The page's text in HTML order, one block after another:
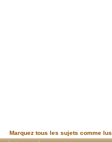
Marquez tous les sujets comme lus